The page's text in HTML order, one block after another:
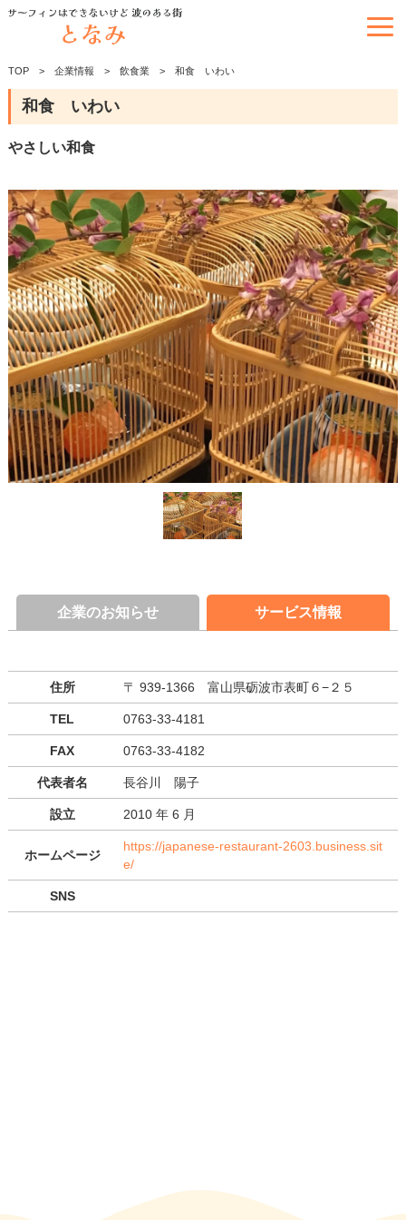
TOP 企業情報 飲食業 和食 いわい
和食 いわい
やさしい和食
企業のお知らせ サービス情報
住所 〒 939-1366 富山県砺波市表町６−２５
TEL 0763-33-4181
FAX 0763-33-4182
代表者名 長谷川 陽子
設立 2010 年 6 月
ホームページ
https://japanese-restaurant-2603.business.sit
e/
SNS